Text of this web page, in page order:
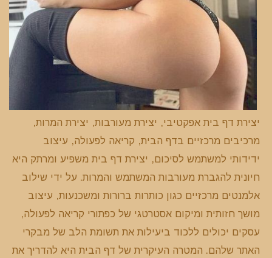
יצירת דף בית אפקטיבי, יצירת מעורבות, יצירת המרות,
מרכיבים מרכזיים בדף הבית, קריאה לפעולה, עיצוב
ידידותי למשתמש לסיכום, יצירת דף בית משפיע ומרתק היא
חיונית להגברת מעורבות המשתמש והמרות. על ידי שילוב
אלמנטים מרכזיים כגון כותרות ברורות ומשכנעות, עיצוב
מושך חזותית ומיקום אסטרטגי של כפתורי קריאה לפעולה,
עסקים יכולים ללכוד ביעילות את תשומת הלב של מבקרי
האתר שלהם. המטרה העיקרית של דף הבית היא להדריך את